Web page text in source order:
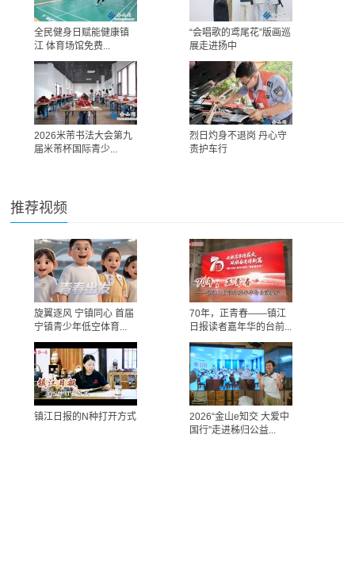
全民健身日赋能健康镇
江 体育场馆免费...
“会唱歌的鸢尾花”版画巡
展走进扬中
2026米芾书法大会第九
届米芾杯国际青少...
烈日灼身不退岗 丹心守
责护车行
推荐视频
旋翼逐风 宁镇同心 首届
宁镇青少年低空体育...
70年，正青春——镇江
日报读者嘉年华的台前...
镇江日报的N种打开方式
2026“金山e知交 大爱中
国行”走进秭归公益...